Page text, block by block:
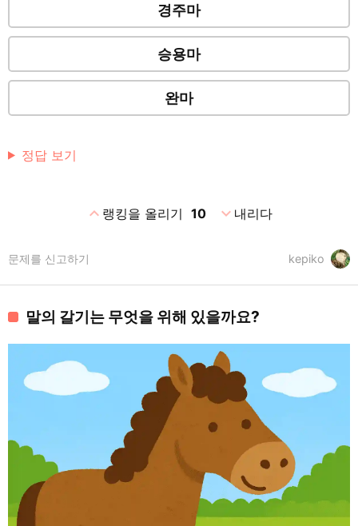
경주마
승용마
완마
정답 보기
expand_less랭킹을 올리기 10 expand_more내리다
kepiko
문제를 신고하기
말의 갈기는 무엇을 위해 있을까요?